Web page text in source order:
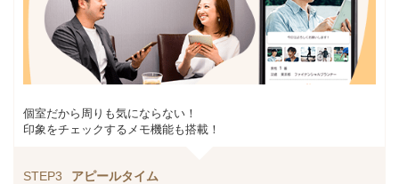
個室だから周りも気にならない！
印象をチェックするメモ機能も搭載！
STEP3 アピールタイム